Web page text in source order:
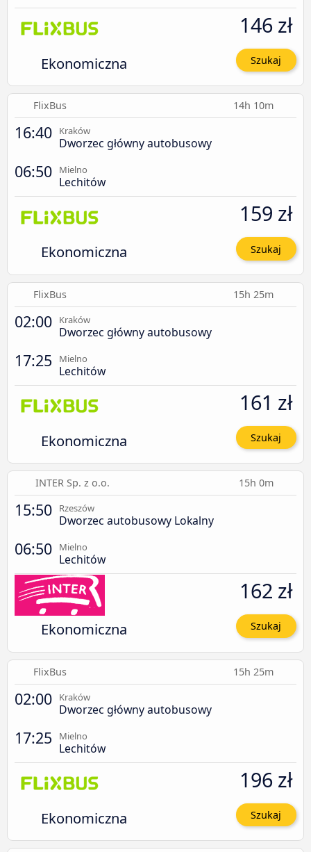
Ekonomiczna
146 zł
Szukaj
FlixBus 14h 10m
16:40 Kraków
Dworzec główny autobusowy
06:50 Mielno
Lechitów
Ekonomiczna
159 zł
Szukaj
FlixBus 15h 25m
02:00 Kraków
Dworzec główny autobusowy
17:25 Mielno
Lechitów
Ekonomiczna
161 zł
Szukaj
INTER Sp. z o.o. 15h 0m
15:50 Rzeszów
Dworzec autobusowy Lokalny
06:50 Mielno
Lechitów
Ekonomiczna
162 zł
Szukaj
FlixBus 15h 25m
02:00 Kraków
Dworzec główny autobusowy
17:25 Mielno
Lechitów
Ekonomiczna
196 zł
Szukaj